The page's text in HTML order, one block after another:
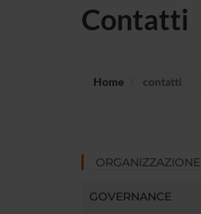
Contatti
Home contatti
ORGANIZZAZIONE
GOVERNANCE